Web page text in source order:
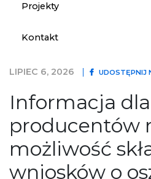
Projekty
Kontakt
LIPIEC 6, 2026 UDOSTĘPNIJ
Informacja dla
producentów
możliwość
wniosków o